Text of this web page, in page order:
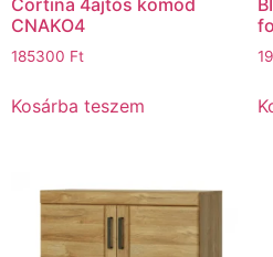
Cortina 4ajtós komód
CNAKO4
185300 Ft
Kosárba teszem